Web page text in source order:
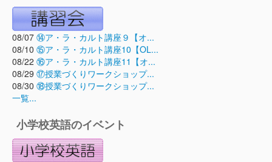
08/07 ⑭ア・ラ・カルト講座９【オ...
08/10 ⑮ア・ラ・カルト講座10【OL...
08/22 ⑯ア・ラ・カルト講座11【オ...
08/29 ⑰授業づくりワークショップ...
08/30 ⑱授業づくりワークショップ...
一覧...
小学校英語のイベント